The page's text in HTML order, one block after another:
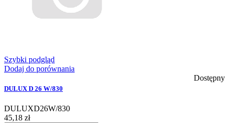
Szybki podgląd
Dodaj do porównania
Dostępny
DULUX D 26 W/830
DULUXD26W/830
45,18 zł